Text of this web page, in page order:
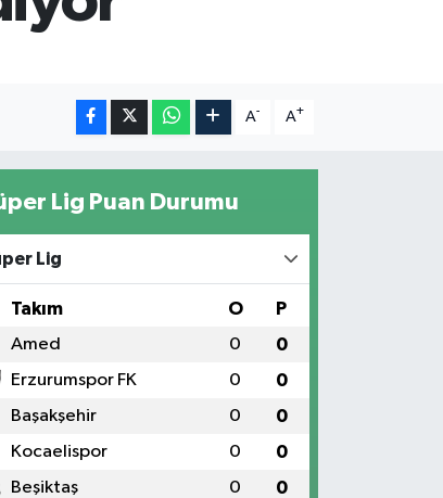
A- A+
Lig Puan Durumu
Lig
Takım O P
Amed 0 0
Erzurumspor FK 0 0
Başakşehir 0 0
Kocaelispor 0 0
Beşiktaş 0 0